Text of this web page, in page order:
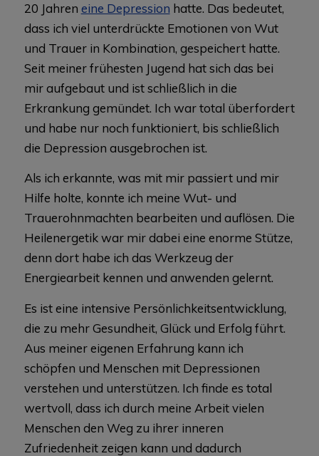
20 Jahren eine Depression hatte. Das bedeutet,
dass ich viel unterdrückte Emotionen von Wut
und Trauer in Kombination, gespeichert hatte.
Seit meiner frühesten Jugend hat sich das bei
mir aufgebaut und ist schließlich in die
Erkrankung gemündet. Ich war total überfordert
und habe nur noch funktioniert, bis schließlich
die Depression ausgebrochen ist.
Als ich erkannte, was mit mir passiert und mir
Hilfe holte, konnte ich meine Wut- und
Trauerohnmachten bearbeiten und auflösen. Die
Heilenergetik war mir dabei eine enorme Stütze,
denn dort habe ich das Werkzeug der
Energiearbeit kennen und anwenden gelernt.
Es ist eine intensive Persönlichkeitsentwicklung,
die zu mehr Gesundheit, Glück und Erfolg führt.
Aus meiner eigenen Erfahrung kann ich
schöpfen und Menschen mit Depressionen
verstehen und unterstützen. Ich finde es total
wertvoll, dass ich durch meine Arbeit vielen
Menschen den Weg zu ihrer inneren
Zufriedenheit zeigen kann und dadurch